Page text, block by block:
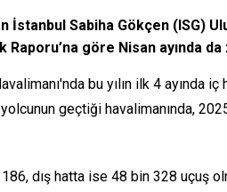
İstanbul Sabiha Gökçen (ISG)
göre Nisan ayında
bu yılın ilk 4 ayında
geçtiği havalimanında,
dış hatta ise 48 bin 328